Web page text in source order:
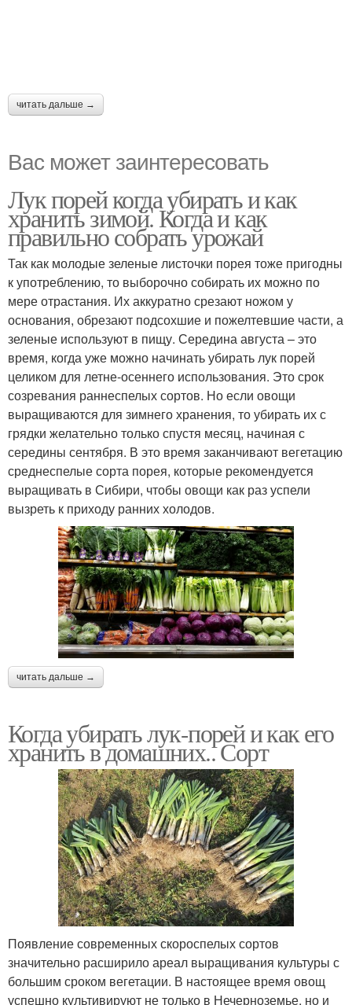
читать дальше →
Вас может заинтересовать
Лук порей когда убирать и как
хранить зимой. Когда и как
правильно собрать урожай
Так как молодые зеленые листочки порея тоже пригодны
к употреблению, то выборочно собирать их можно по
мере отрастания. Их аккуратно срезают ножом у
основания, обрезают подсохшие и пожелтевшие части, а
зеленые используют в пищу. Середина августа – это
время, когда уже можно начинать убирать лук порей
целиком для летне-осеннего использования. Это срок
созревания раннеспелых сортов. Но если овощи
выращиваются для зимнего хранения, то убирать их с
грядки желательно только спустя месяц, начиная с
середины сентября. В это время заканчивают вегетацию
среднеспелые сорта порея, которые рекомендуется
выращивать в Сибири, чтобы овощи как раз успели
вызреть к приходу ранних холодов.
читать дальше →
Когда убирать лук-порей и как его
хранить в домашних.. Сорт
Появление современных скороспелых сортов
значительно расширило ареал выращивания культуры с
большим сроком вегетации. В настоящее время овощ
успешно культивируют не только в Нечерноземье, но и